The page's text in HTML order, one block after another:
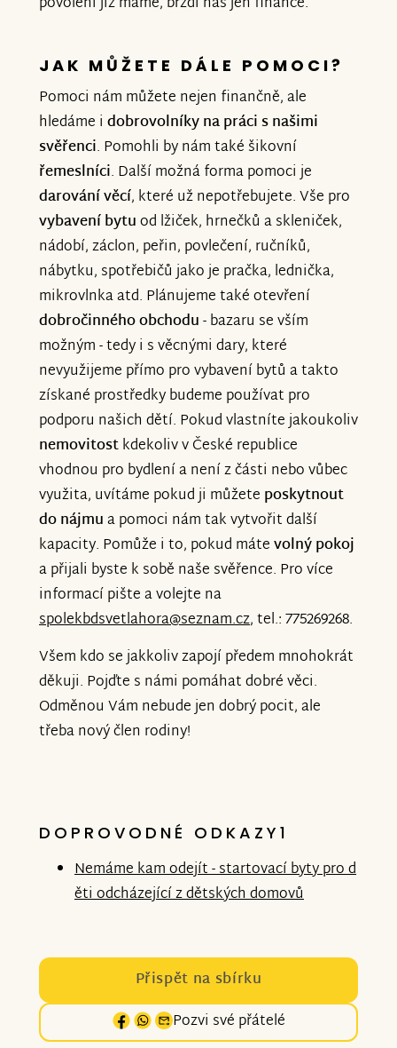
JAK MŮŽETE DÁLE POMOCI?
Pomoci nám můžete nejen finančně, ale
hledáme i dobrovolníky na práci s našimi
svěřenci. Pomohli by nám také šikovní
řemeslníci. Další možná forma pomoci je
darování věcí, které už nepotřebujete. Vše pro
vybavení bytuod lžiček, hrnečků a skleniček,
nádobí, záclon, peřin, povlečení, ručníků,
nábytku, spotřebičů jako je pračka, lednička,
mikrovlnka atd. Plánujeme také otevření
dobročinného obchodu- bazaru se vším
možným - tedy i s věcnými dary, které
nevyužijeme přímo pro vybavení bytů a takto
získané prostředky budeme používat pro
podporu našich dětí. Pokud vlastníte jakoukoliv
nemovitostkdekoliv v České republice
vhodnou pro bydlení a není z části nebo vůbec
využita, uvítáme pokud ji můžete poskytnout
do nájmua pomoci nám tak vytvořit další
kapacity. Pomůže i to, pokud mátevolný pokoj
a přijali byste k sobě naše svěřence. Pro více
informací pište a volejte na
spolekbdsvetlahora@seznam.cz, tel.: 775269268.
Všem kdo se jakkoliv zapojí předem mnohokrát
děkuji. Pojďte s námi pomáhat dobré věci.
Odměnou Vám nebude jen dobrý pocit, ale
třeba nový člen rodiny!
DOPROVODNÉ ODKAZY1
Nemáme kam odejít - startovací byty pro d
ěti odcházející z dětských domovů
Přispět na sbírku
Pozvi své přátelé